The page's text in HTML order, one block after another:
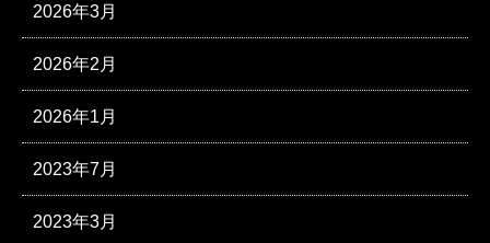
2026年3月
2026年2月
2026年1月
2023年7月
2023年3月